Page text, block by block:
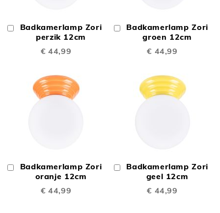
Badkamerlamp Zori
perzik 12cm
€ 44,99
In
Winkelwagen
Badkamerlamp Zori
groen 12cm
€ 44,99
In
Winkelwagen
Badkamerlamp Zori
oranje 12cm
€ 44,99
In
Winkelwagen
Badkamerlamp Zori
geel 12cm
€ 44,99
In
Winkelwagen